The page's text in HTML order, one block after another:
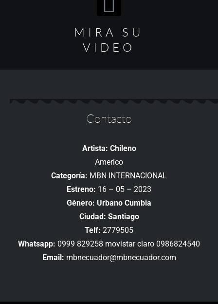
MIRA SU
VIDEO
Contacto
Artista: Chileno
Americo
Categoría: MBN INTERNACIONAL
Estreno: 16 – 05 – 2023
Género: Urbano Cumbia
Ciudad: Santiago
Telf: 2779505
Whatsapp: 0999 829258 movistar claro 0986824540
Email: mbnecuador@mbnecuador.com